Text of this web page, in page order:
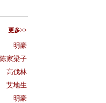
更多>>
明豪
陈家梁子
高伐林
艾地生
明豪